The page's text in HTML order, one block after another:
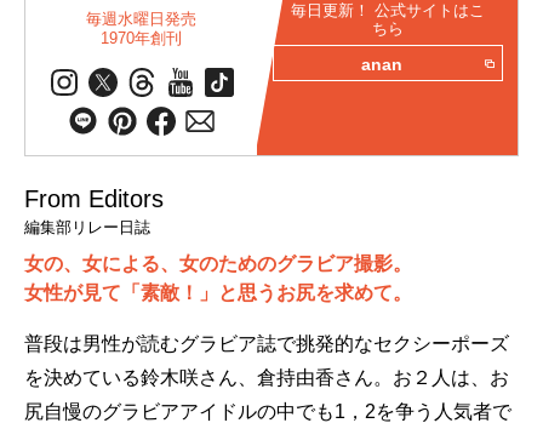
毎週水曜日発売
1970年創刊
毎日更新！ 公式サイトはこ
ちら
anan
From Editors
編集部リレー日誌
女の、女による、女のためのグラビア撮影。
女性が見て「素敵！」と思うお尻を求めて。
普段は男性が読むグラビア誌で挑発的なセクシーポーズ
を決めている鈴木咲さん、倉持由香さん。お２人は、お
尻自慢のグラビアアイドルの中でも1，2を争う人気者で